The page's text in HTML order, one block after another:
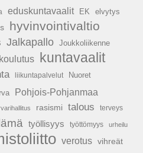
eduskuntavaalit EK elvytys
hyvinvointivaltio
Jalkapallo Joukkoliikenne
koulutus kuntavaalit
liikuntapalvelut Nuoret
Pohjois-Pohjanmaa
rasismi talous terveys
työllisyys työttömyys urheilu
verotus vihreät